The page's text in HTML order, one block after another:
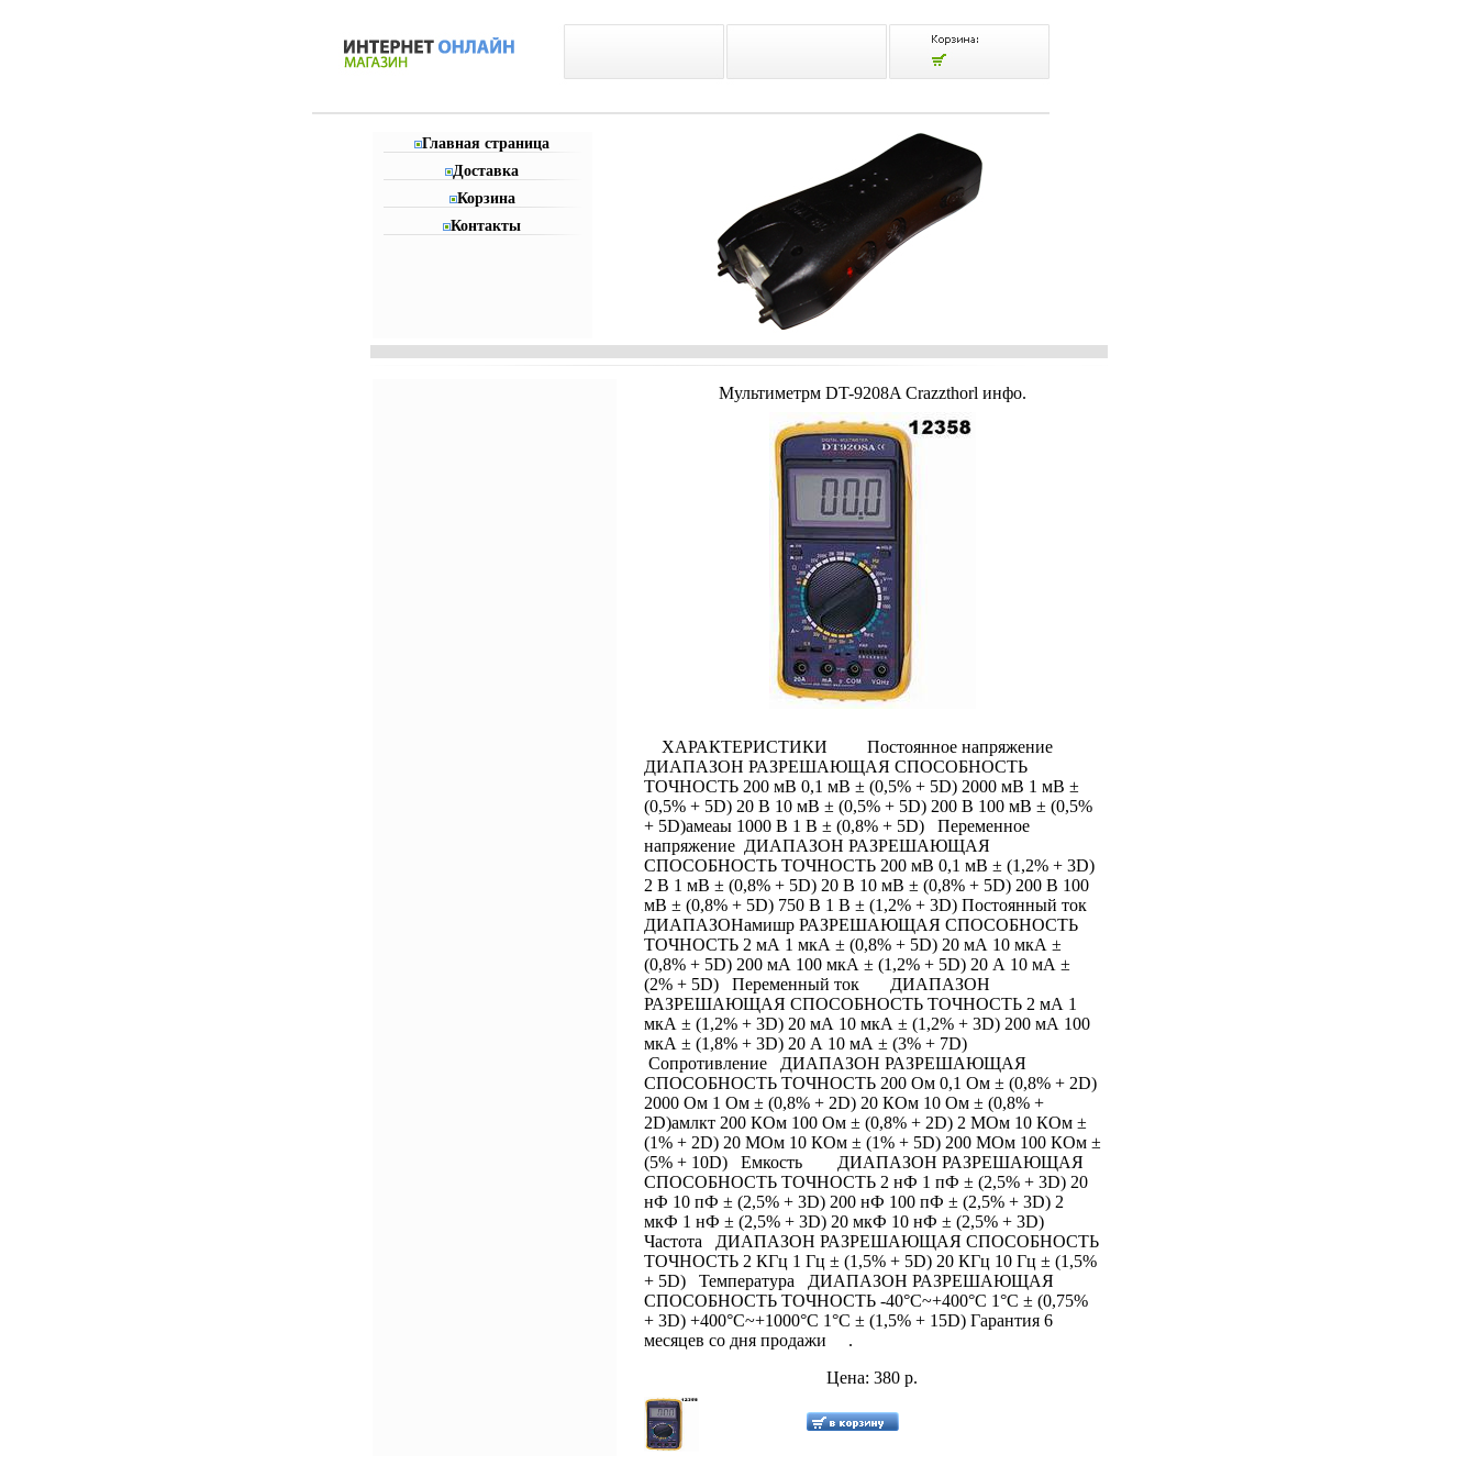
Главная страница
Доставка
Корзина
Контакты
Мультиметрм DT-9208A Crazzthorl инфо.
ХАРАКТЕРИСТИКИ Постоянное напряжение
ДИАПАЗОН РАЗРЕШАЮЩАЯ СПОСОБНОСТЬ
ТОЧНОСТЬ 200 мВ 0,1 мВ ± (0,5% + 5D) 2000 мВ 1 мВ ±
(0,5% + 5D) 20 В 10 мВ ± (0,5% + 5D) 200 В 100 мВ ± (0,5%
+ 5D)амеаы 1000 В 1 В ± (0,8% + 5D) Переменное
напряжение ДИАПАЗОН РАЗРЕШАЮЩАЯ
СПОСОБНОСТЬ ТОЧНОСТЬ 200 мВ 0,1 мВ ± (1,2% + 3D)
2 В 1 мВ ± (0,8% + 5D) 20 В 10 мВ ± (0,8% + 5D) 200 В 100
мВ ± (0,8% + 5D) 750 В 1 В ± (1,2% + 3D) Постоянный ток
ДИАПАЗОНамишр РАЗРЕШАЮЩАЯ СПОСОБНОСТЬ
ТОЧНОСТЬ 2 мА 1 мкА ± (0,8% + 5D) 20 мА 10 мкА ±
(0,8% + 5D) 200 мА 100 мкА ± (1,2% + 5D) 20 А 10 мА ±
(2% + 5D) Переменный ток ДИАПАЗОН
РАЗРЕШАЮЩАЯ СПОСОБНОСТЬ ТОЧНОСТЬ 2 мА 1
мкА ± (1,2% + 3D) 20 мА 10 мкА ± (1,2% + 3D) 200 мА 100
мкА ± (1,8% + 3D) 20 А 10 мА ± (3% + 7D)
Сопротивление ДИАПАЗОН РАЗРЕШАЮЩАЯ
СПОСОБНОСТЬ ТОЧНОСТЬ 200 Ом 0,1 Ом ± (0,8% + 2D)
2000 Ом 1 Ом ± (0,8% + 2D) 20 КОм 10 Ом ± (0,8% +
2D)амлкт 200 КОм 100 Ом ± (0,8% + 2D) 2 МОм 10 КОм ±
(1% + 2D) 20 МОм 10 КОм ± (1% + 5D) 200 МОм 100 КОм ±
(5% + 10D) Емкость ДИАПАЗОН РАЗРЕШАЮЩАЯ
СПОСОБНОСТЬ ТОЧНОСТЬ 2 нФ 1 пФ ± (2,5% + 3D) 20
нФ 10 пФ ± (2,5% + 3D) 200 нФ 100 пФ ± (2,5% + 3D) 2
мкФ 1 нФ ± (2,5% + 3D) 20 мкФ 10 нФ ± (2,5% + 3D)
Частота ДИАПАЗОН РАЗРЕШАЮЩАЯ СПОСОБНОСТЬ
ТОЧНОСТЬ 2 КГц 1 Гц ± (1,5% + 5D) 20 КГц 10 Гц ± (1,5%
+ 5D) Температура ДИАПАЗОН РАЗРЕШАЮЩАЯ
СПОСОБНОСТЬ ТОЧНОСТЬ -40°С~+400°С 1°С ± (0,75%
+ 3D) +400°С~+1000°С 1°С ± (1,5% + 15D) Гарантия 6
месяцев со дня продажи .
Цена: 380 р.